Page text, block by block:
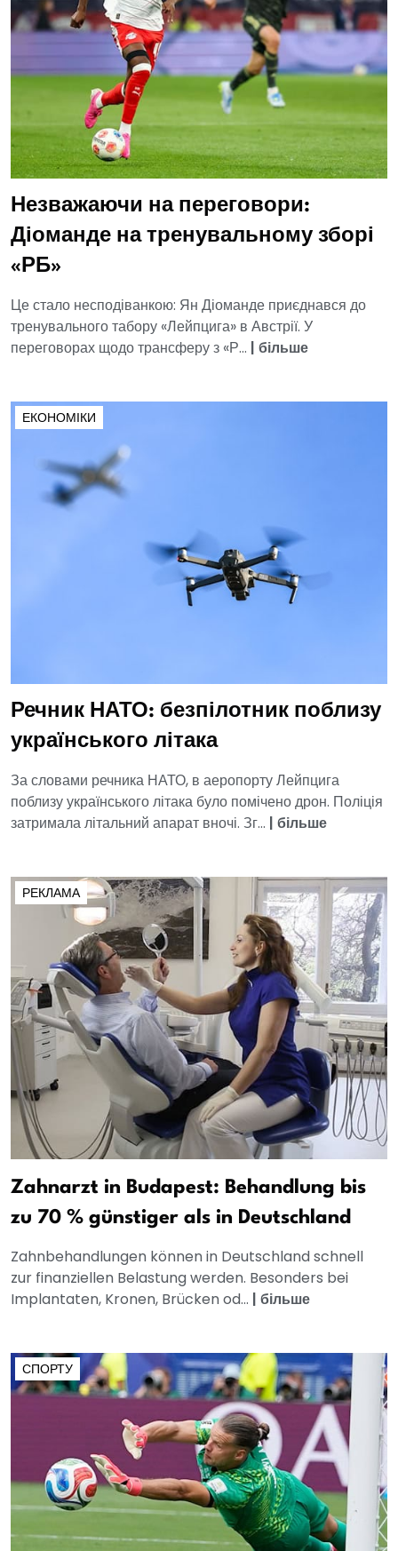
Незважаючи на переговори:
Діоманде на тренувальному зборі
«РБ»
Це стало несподіванкою: Ян Діоманде приєднався до
тренувального табору «Лейпцига» в Австрії. У
переговорах щодо трансферу з «Р... | більше
ЕКОНОМІКИ
Речник НАТО: безпілотник поблизу
українського літака
За словами речника НАТО, в аеропорту Лейпцига
поблизу українського літака було помічено дрон. Поліція
затримала літальний апарат вночі. Зг... | більше
РЕКЛАМА
Zahnarzt in Budapest: Behandlung bis
zu 70 % günstiger als in Deutschland
Zahnbehandlungen können in Deutschland schnell
zur finanziellen Belastung werden. Besonders bei
Implantaten, Kronen, Brücken od... | більше
СПОРТУ